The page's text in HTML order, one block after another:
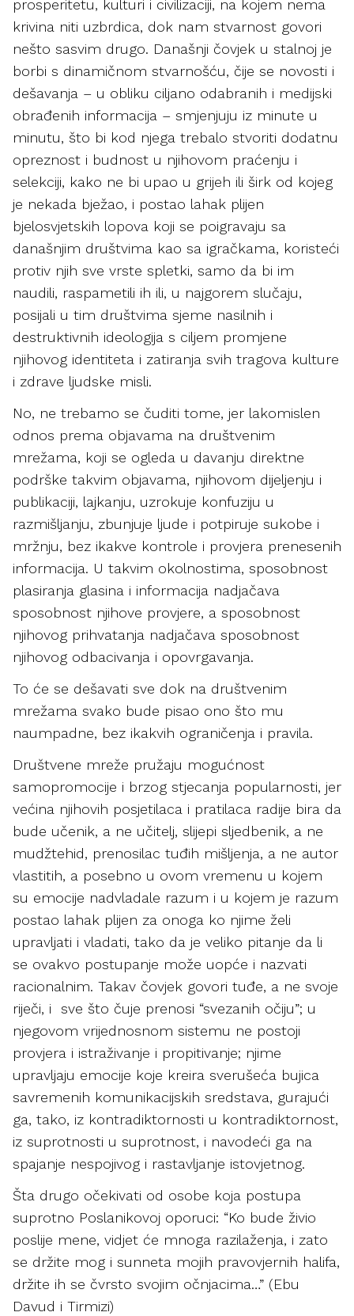
prosperitetu, kulturi i civilizaciji, na kojem nema
krivina niti uzbrdica, dok nam stvarnost govori
nešto sasvim drugo. Današnji čovjek u stalnoj je
borbi s dinamičnom stvarnošću, čije se novosti i
dešavanja – u obliku ciljano odabranih i medijski
obrađenih informacija – smjenjuju iz minute u
minutu, što bi kod njega trebalo stvoriti dodatnu
opreznost i budnost u njihovom praćenju i
selekciji, kako ne bi upao u grijeh ili širk od kojeg
je nekada bježao, i postao lahak plijen
bjelosvjetskih lopova koji se poigravaju sa
današnjim društvima kao sa igračkama, koristeći
protiv njih sve vrste spletki, samo da bi im
naudili, raspametili ih ili, u najgorem slučaju,
posijali u tim društvima sjeme nasilnih i
destruktivnih ideologija s ciljem promjene
njihovog identiteta i zatiranja svih tragova kulture
i zdrave ljudske misli.
No, ne trebamo se čuditi tome, jer lakomislen
odnos prema objavama na društvenim
mrežama, koji se ogleda u davanju direktne
podrške takvim objavama, njihovom dijeljenju i
publikaciji, lajkanju, uzrokuje konfuziju u
razmišljanju, zbunjuje ljude i potpiruje sukobe i
mržnju, bez ikakve kontrole i provjera prenesenih
informacija. U takvim okolnostima, sposobnost
plasiranja glasina i informacija nadjačava
sposobnost njihove provjere, a sposobnost
njihovog prihvatanja nadjačava sposobnost
njihovog odbacivanja i opovrgavanja.
To će se dešavati sve dok na društvenim
mrežama svako bude pisao ono što mu
naumpadne, bez ikakvih ograničenja i pravila.
Društvene mreže pružaju mogućnost
samopromocije i brzog stjecanja popularnosti, jer
većina njihovih posjetilaca i pratilaca radije bira da
bude učenik, a ne učitelj, slijepi sljedbenik, a ne
mudžtehid, prenosilac tuđih mišljenja, a ne autor
vlastitih, a posebno u ovom vremenu u kojem
su emocije nadvladale razum i u kojem je razum
postao lahak plijen za onoga ko njime želi
upravljati i vladati, tako da je veliko pitanje da li
se ovakvo postupanje može uopće i nazvati
racionalnim. Takav čovjek govori tuđe, a ne svoje
riječi, i sve što čuje prenosi “svezanih očiju”; u
njegovom vrijednosnom sistemu ne postoji
provjera i istraživanje i propitivanje; njime
upravljaju emocije koje kreira sverušeća bujica
savremenih komunikacijskih sredstava, gurajući
ga, tako, iz kontradiktornosti u kontradiktornost,
iz suprotnosti u suprotnost, i navodeći ga na
spajanje nespojivog i rastavljanje istovjetnog.
Šta drugo očekivati od osobe koja postupa
suprotno Poslanikovoj oporuci: “Ko bude živio
poslije mene, vidjet će mnoga razilaženja, i zato
se držite mog i sunneta mojih pravovjernih halifa,
držite ih se čvrsto svojim očnjacima…” (Ebu
Davud i Tirmizi)